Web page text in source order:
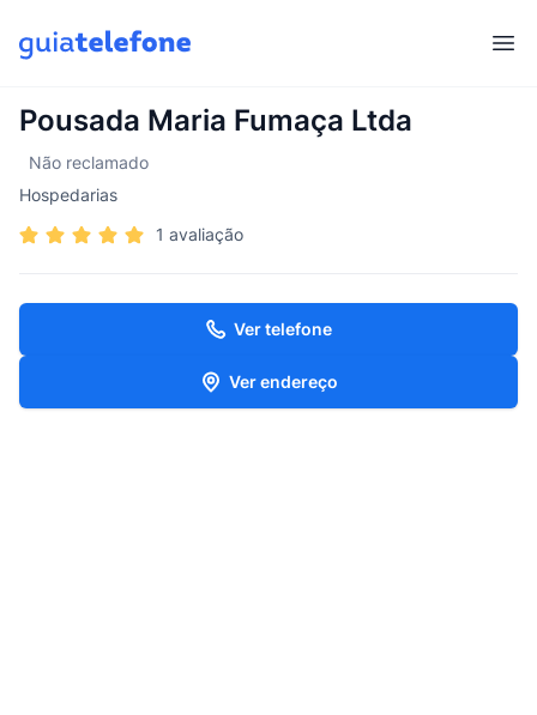
Pousada Maria Fumaça Ltda
Não reclamado
Hospedarias
1 avaliação
Ver telefone
Ver endereço